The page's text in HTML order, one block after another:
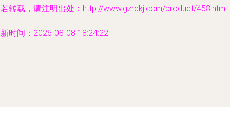
转载，请注明出处：http://www.gzrqkj.com/product/458.html
时间：2026-08-08 18:24:22